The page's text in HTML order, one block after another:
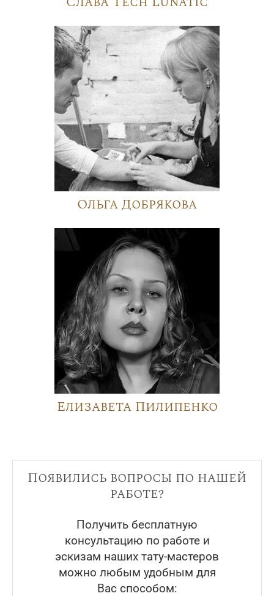
Ольга Добрякова
Елизавета Пилипенко
Появились вопросы по нашей
работе?
Получить бесплатную
консультацию по работе и
эскизам наших тату-мастеров
можно любым удобным для
Вас способом: